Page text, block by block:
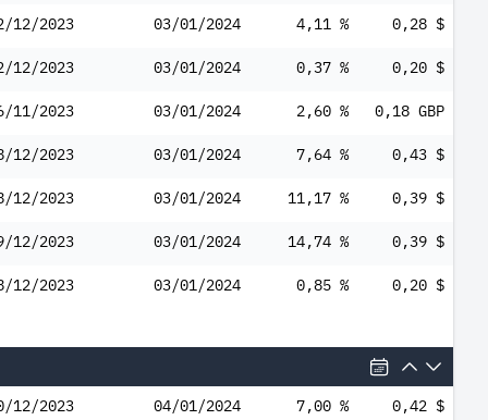
12/2023 03/01/2024 4,11 % 0,28 $
12/2023 03/01/2024 0,37 % 0,20 $
11/2023 03/01/2024 2,60 % 0,18 GBP
12/2023 03/01/2024 7,64 % 0,43 $
12/2023 03/01/2024 11,17 % 0,39 $
12/2023 03/01/2024 14,74 % 0,39 $
12/2023 03/01/2024 0,85 % 0,20 $
12/2023 04/01/2024 7,00 % 0,42 $